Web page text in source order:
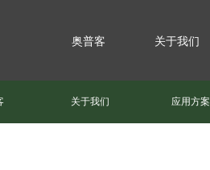
关于我们 应用方案
奥普客 关于我们